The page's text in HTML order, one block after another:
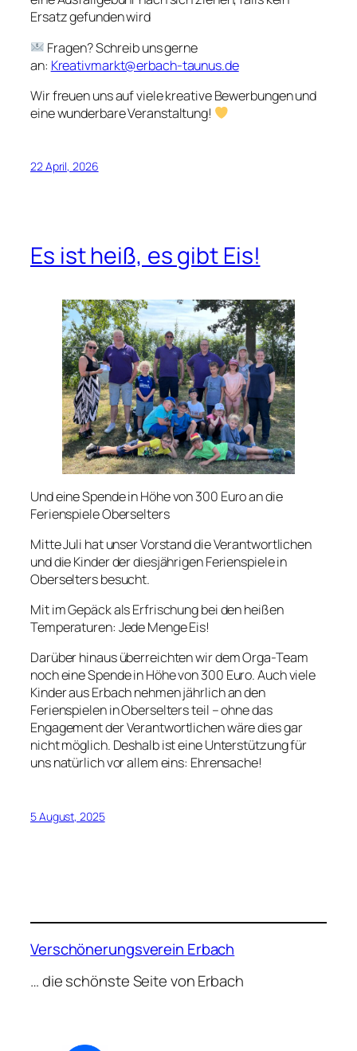
Ersatz gefunden wird
Fragen? Schreib uns gerne
an: Kreativmarkt@erbach-taunus.de
Wir freuen uns auf viele kreative Bewerbungen und
eine wunderbare Veranstaltung!
22 April, 2026
Es ist heiß, es gibt Eis!
Und eine Spende in Höhe von 300 Euro an die
Ferienspiele Oberselters
Mitte Juli hat unser Vorstand die Verantwortlichen
und die Kinder der diesjährigen Ferienspiele in
Oberselters besucht.
Mit im Gepäck als Erfrischung bei den heißen
Temperaturen: Jede Menge Eis!
Darüber hinaus überreichten wir dem Orga-Team
noch eine Spende in Höhe von 300 Euro. Auch viele
Kinder aus Erbach nehmen jährlich an den
Ferienspielen in Oberselters teil – ohne das
Engagement der Verantwortlichen wäre dies gar
nicht möglich. Deshalb ist eine Unterstützung für
uns natürlich vor allem eins: Ehrensache!
5 August, 2025
Verschönerungsverein Erbach
… die schönste Seite von Erbach